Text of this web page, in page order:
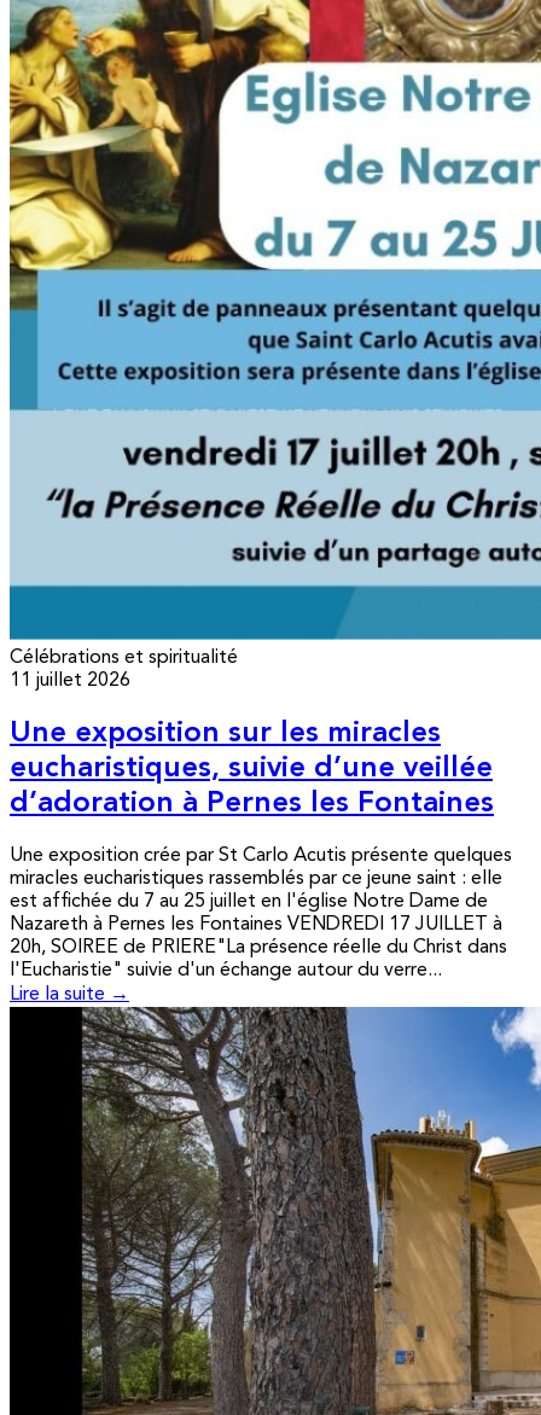
Célébrations et spiritualité
11 juillet 2026
Une exposition sur les miracles
eucharistiques, suivie d’une veillée
d’adoration à Pernes les Fontaines
Une exposition crée par St Carlo Acutis présente quelques
miracles eucharistiques rassemblés par ce jeune saint : elle
est affichée du 7 au 25 juillet en l'église Notre Dame de
Nazareth à Pernes les Fontaines VENDREDI 17 JUILLET à
20h, SOIREE de PRIERE"La présence réelle du Christ dans
l'Eucharistie" suivie d'un échange autour du verre...
Lire la suite →